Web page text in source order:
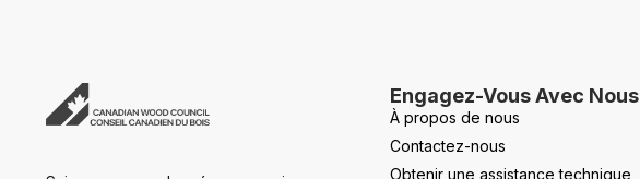
Engagez-Vous Avec Nous
À propos de nous
Contactez-nous
Obtenir une assistance technique